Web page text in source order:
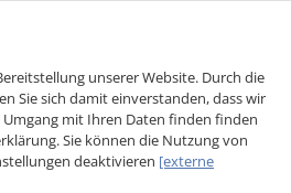
unserer Website. Durch die
Sie sich damit einverstanden, dass wir
Umgang mit Ihren Daten finden finden
Sie können die Nutzung von
deaktivieren [externe